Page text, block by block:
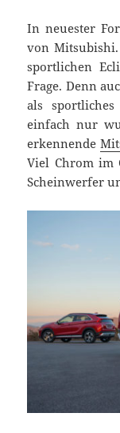
In neuester
von
sportlichen
Frage. Denn
als
einfach nur
erkennende
Viel Chrom im
Scheinwerfer